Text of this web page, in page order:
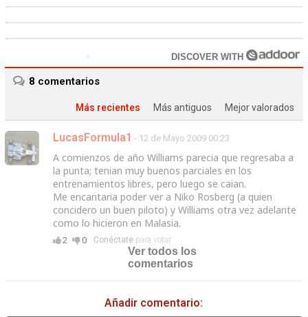
DISCOVER WITH
8 comentarios
Más recientes Más antiguos Mejor valorados
LucasFormula1 - 12 de Mayo 2009 00:23
A comienzos de año Williams parecia que regresaba a
la punta; tenian muy buenos parciales en los
entrenamientos libres, pero luego se caian.
Me encantaria poder ver a Niko Rosberg (a quien
concidero un buen piloto) y Williams otra vez adelante
como lo hicieron en Malasia.
2 0 Conéctatepara votar
Ver todos los
comentarios
Añadir comentario: